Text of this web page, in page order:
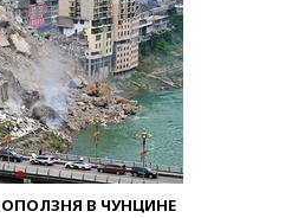
В ЧУНЦИНЕ